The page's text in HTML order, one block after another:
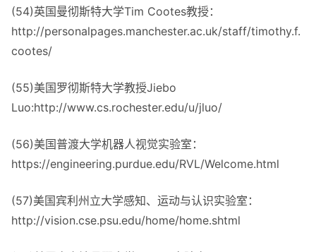
(54)英国曼彻斯特大学Tim Cootes教授：
http://personalpages.manchester.ac.uk/staff/timothy.f.
cootes/
(55)美国罗彻斯特大学教授Jiebo
Luo:http://www.cs.rochester.edu/u/jluo/
(56)美国普渡大学机器人视觉实验室：
https://engineering.purdue.edu/RVL/Welcome.html
(57)美国宾利州立大学感知、运动与认识实验室：
http://vision.cse.psu.edu/home/home.shtml